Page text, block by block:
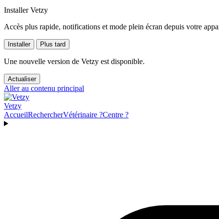
Installer Vetzy
Accès plus rapide, notifications et mode plein écran depuis votre
Installer Plus tard
Une nouvelle version de Vetzy est disponible.
Actualiser
Aller au contenu principal
Vetzy
AccueilRechercherVétérinaire ?Centre ?